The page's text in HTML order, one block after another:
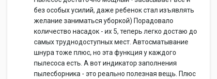
без особых усилий, даже ребенок стал изъявлять
желание заниматься уборкой) Порадовало
количество насадок - их 5, теперь легко достаю до
самых труднодоступных мест. Автосматывание
шнура тоже плюс, но эта функция у каждого
пылесоса есть. А вот индикатор заполнения
пылесборника - это реально полезная вещь. Плюс